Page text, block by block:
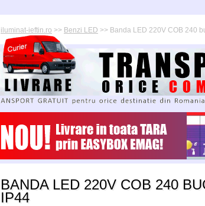
iluminat-ieftin.ro >> Benzi LED >> Banda LED 220V COB 240
BANDA LED 220V COB 240
IP44